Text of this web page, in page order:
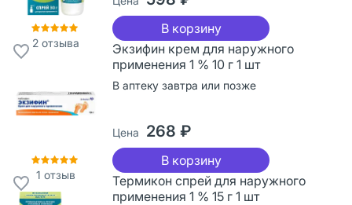
2 отзыва
В корзину
1 отзыв
Экзифин крем для наружного
применения 1 % 10 г 1 шт
В аптеку завтра или позже
Цена 268 ₽
В корзину
Термикон спрей для наружного
применения 1 % 15 г 1 шт